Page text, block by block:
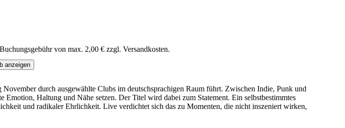
von max. 2,00 € zzgl. Versandkosten.
anzeigen
durch ausgewählte Clubs im deutschsprachigen Raum führt. Zwischen Indie, Punk und
Emotion, Haltung und Nähe setzen. Der Titel wird dabei zum Statement. Ein selbstbestimmtes
und radikaler Ehrlichkeit. Live verdichtet sich das zu Momenten, die nicht inszeniert wirken,